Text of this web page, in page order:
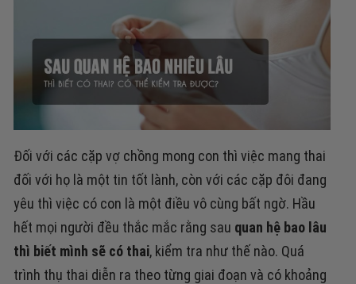
Đối với các cặp vợ chồng mong con thì việc mang thai
đối với họ là một tin tốt lành, còn với các cặp đôi đang
yêu thì việc có con là một điều vô cùng bất ngờ. Hầu
hết mọi người đều thắc mắc rằng sau quan hệ bao lâu
thì biết mình sẽ có thai, kiểm tra như thế nào. Quá
trình thụ thai diễn ra theo từng giai đoạn và có khoảng